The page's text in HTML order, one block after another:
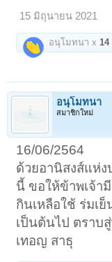
15 มิถุนายน 2021
อนุโมทนา x14
อนุโมทนา
สมาชิกใหม่
16/06/2564
ด้วยอานิสงส์แห่
นี้ ขอให้ข้าพเจ้า
กินเหลือใช้ ร่มเ
เป็นต้นไป ตราบ
เทอญ สาธุ